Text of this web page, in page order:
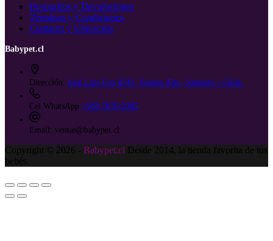
Despachos y Devoluciones
Términos y Condiciones
Contacto y Ubicación
Babypet.cl
Dirección: José Luis Coo 0541, Puente Alto, Santiago - Chile.
Cel WhatsApp +569 7676 0385
Email: ventas@babypet.cl
Copyright © 2026 - Babypet.cl Desde 2014, la tienda favorita de tus
bebés.